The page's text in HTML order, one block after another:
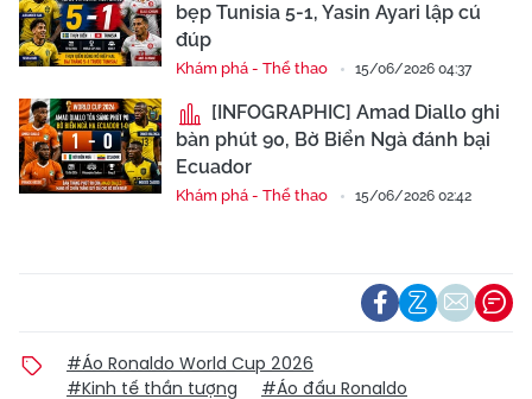
bẹp Tunisia 5-1, Yasin Ayari lập cú
đúp
Khám phá - Thể thao 15/06/2026 04:37
[INFOGRAPHIC] Amad Diallo ghi
bàn phút 90, Bờ Biển Ngà đánh bại
Ecuador
Khám phá - Thể thao 15/06/2026 02:42
#Áo Ronaldo World Cup 2026
#Kinh tế thần tượng
#Áo đấu Ronaldo